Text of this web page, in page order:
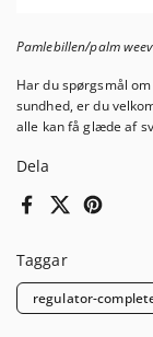
Dela
FacebookX (Twitter)Pinterest
Taggar
regulator-
Pamlebillen/palm
Har du spørgsmål
sundhed, er du
alle kan få glæde af